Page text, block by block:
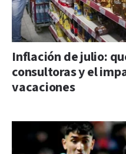
Inflación de julio:
consultoras y el
vacaciones